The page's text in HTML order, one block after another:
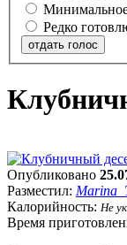
Редко
отдать голос
Опубликовано
Разместил:
Калорийность: Не
Время